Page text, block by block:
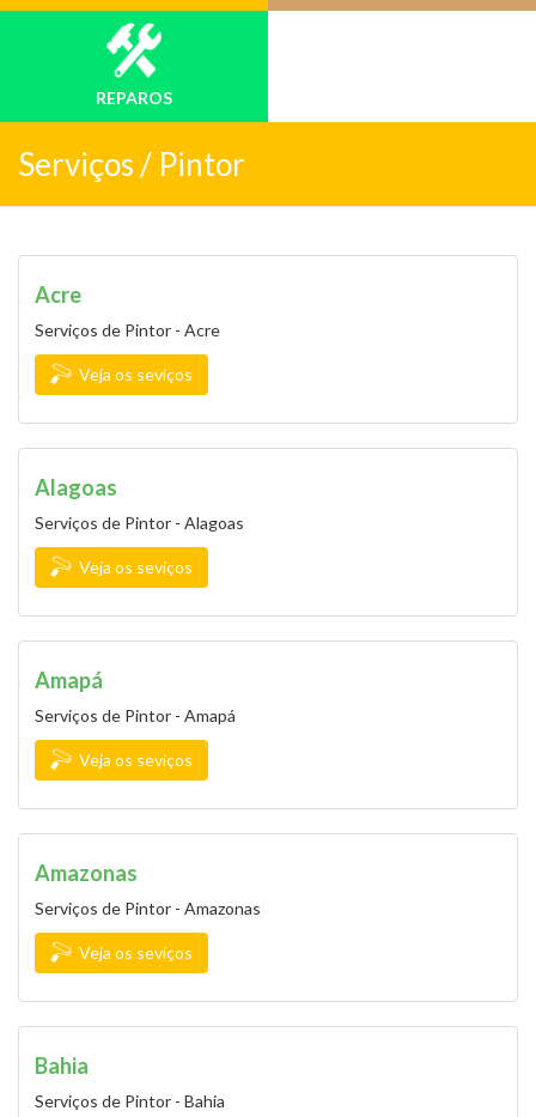
REPAROS
Serviços / Pintor
Acre
Serviços de Pintor - Acre
Veja os seviços
Alagoas
Serviços de Pintor - Alagoas
Veja os seviços
Amapá
Serviços de Pintor - Amapá
Veja os seviços
Amazonas
Serviços de Pintor - Amazonas
Veja os seviços
Bahia
Serviços de Pintor - Bahia